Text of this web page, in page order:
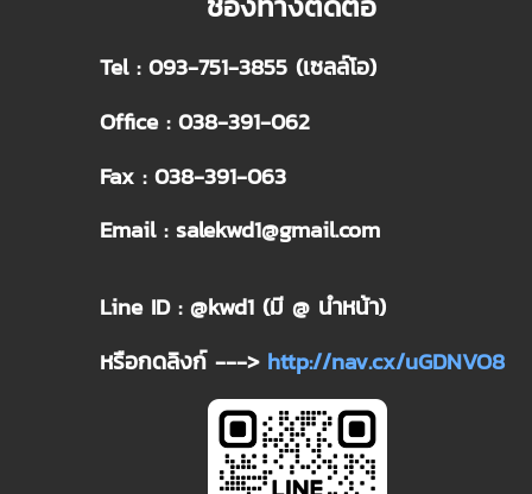
Tel : 093-751-3855 (เซลล์โอ)
Office : 038-391-062
Fax : 038-391-063
Email : salekwd1@gmail.com
Line ID : @kwd1 (มี @ นำหน้า)
หรือกดลิงก์ ---> http://nav.cx/uGDNVO8